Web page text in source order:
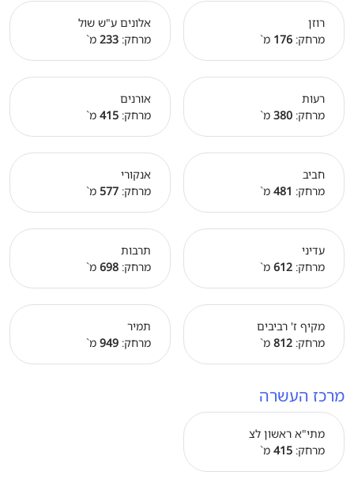
רוזן
מרחק: 176 מ`
אלונים ע"ש שול
מרחק: 233 מ`
רעות
מרחק: 380 מ`
אורנים
מרחק: 415 מ`
חביב
מרחק: 481 מ`
אנקורי
מרחק: 577 מ`
עדיני
מרחק: 612 מ`
תרבות
מרחק: 698 מ`
מקיף ז' רביבים
מרחק: 812 מ`
תמיר
מרחק: 949 מ`
מרכז העשרה
מתי"א ראשון לצ
מרחק: 415 מ`